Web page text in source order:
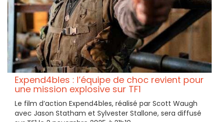
Expend4bles : l’équipe de choc revient pour
une mission explosive sur TF1
Le film d’action Expend4bles, réalisé par Scott Waugh
avec Jason Statham et Sylvester Stallone, sera diffusé